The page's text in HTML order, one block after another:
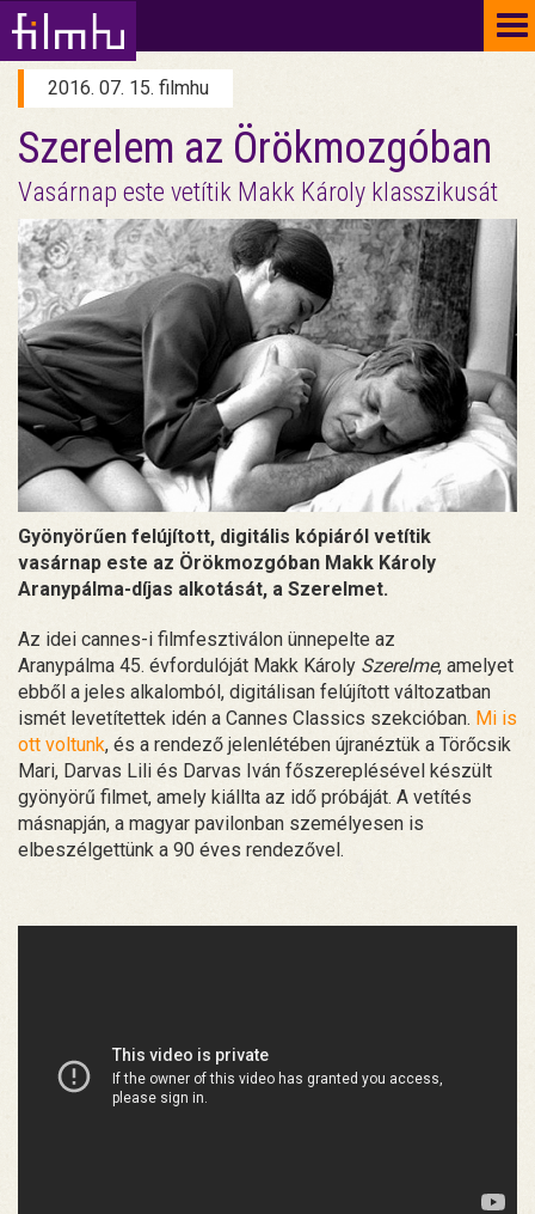
2016. 07. 15. filmhu
Szerelem az Örökmozgóban
Vasárnap este vetítik Makk Károly klasszikusát
Gyönyörűen felújított, digitális kópiáról vetítik
vasárnap este az Örökmozgóban Makk Károly
Aranypálma-díjas alkotását, a Szerelmet.
Az idei cannes-i filmfesztiválon ünnepelte az
Aranypálma 45. évfordulóját Makk Károly Szerelme, amelyet
ebből a jeles alkalomból, digitálisan felújított változatban
ismét levetítettek idén a Cannes Classics szekcióban. Mi is
ott voltunk, és a rendező jelenlétében újranéztük a Törőcsik
Mari, Darvas Lili és Darvas Iván főszereplésével készült
gyönyörű filmet, amely kiállta az idő próbáját. A vetítés
másnapján, a magyar pavilonban személyesen is
elbeszélgettünk a 90 éves rendezővel.